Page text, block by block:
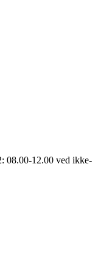
08.00-12.00 ved ikke-